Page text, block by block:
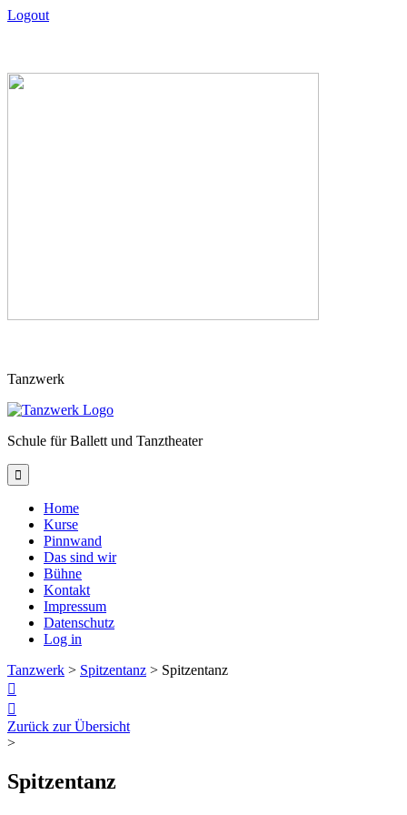
Logout
to
Tanzwerk
Schule für Ballett und Tanztheater

Home
Kurse
Pinnwand
Das sind wir
Bühne
Kontakt
Impressum
Datenschutz
Log in
Tanzwerk > Spitzentanz > Spitzentanz


Zurück zur Übersicht
>
Spitzentanz